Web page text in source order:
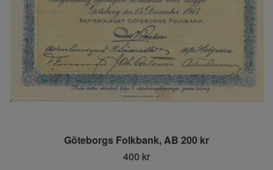
Göteborgs Folkbank, AB 200 kr
400 kr